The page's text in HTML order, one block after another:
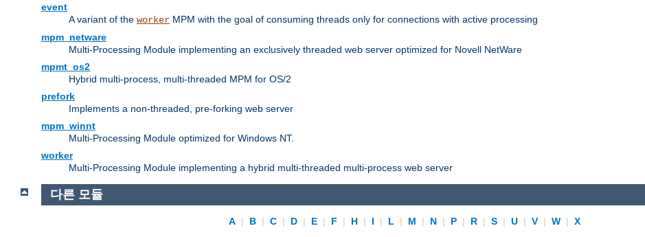
event
A variant of the worker MPM with the goal of consuming threads only for connections with active processing
mpm_netware
Multi-Processing Module implementing an exclusively threaded web server optimized for Novell NetWare
mpmt_os2
Hybrid multi-process, multi-threaded MPM for OS/2
prefork
Implements a non-threaded, pre-forking web server
mpm_winnt
Multi-Processing Module optimized for Windows NT.
worker
Multi-Processing Module implementing a hybrid multi-threaded multi-process web server
다른 모듈
A | B | C | D | E | F | H | I | L | M | N | P | R | S | U | V | W |
X